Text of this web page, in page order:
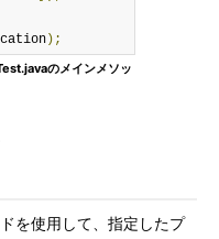
);
のメインメソッ
を使用して、指定したプ